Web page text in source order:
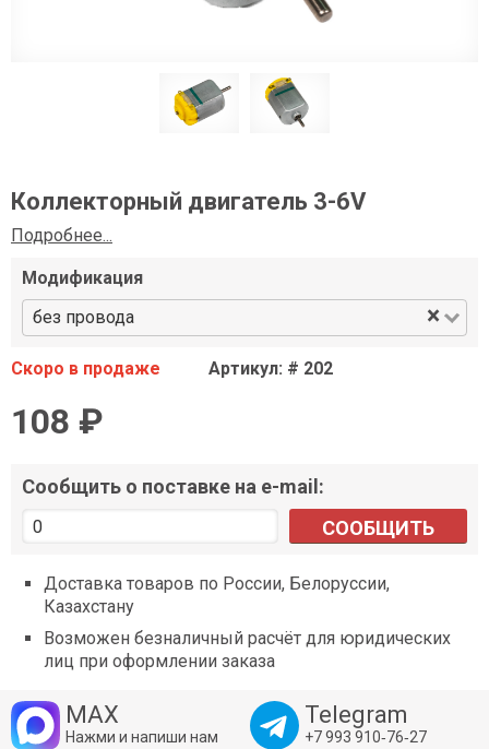
Коллекторный двигатель 3-6V
Подробнее...
Модификация
без провода
×
Скоро в продаже Артикул: # 202
108 ₽
Сообщить о поставке на e-mail:
СООБЩИТЬ
Доставка товаров по России, Белоруссии,
Казахстану
Возможен безналичный расчёт для юридических
лиц при оформлении заказа
MAX
Нажми и напиши нам
Telegram
+7 993 910‑76‑27